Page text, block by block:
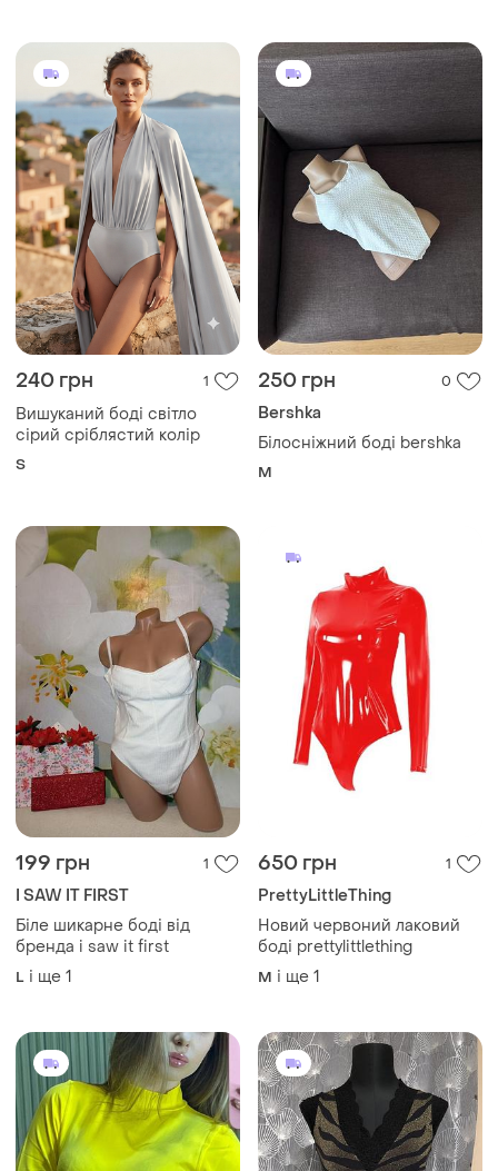
240 грн 1
Вишуканий боді світло
сірий сріблястий колір
S
250 грн 0
Bershka
Білосніжний боді bershka
M
199 грн 1
I SAW IT FIRST
Біле шикарне боді від
бренда i saw it first
L і ще 1
650 грн 1
PrettyLittleThing
Новий червоний лаковий
боді prettylittlething
M і ще 1